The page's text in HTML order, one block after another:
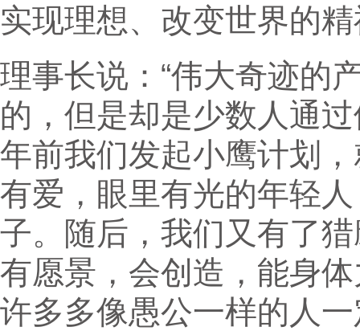
实现理想、改变世界的
理事长说：“伟大奇迹的
的，但是却是少数人通
年前我们发起小鹰计划
有爱，眼里有光的年轻
子。随后，我们又有了
有愿景，会创造，能身
许多多像愚公一样的人